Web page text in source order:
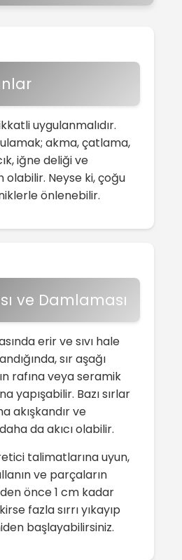
uygulanmalıdır.
akma, çatlama,
iğne deliği ve
Neyse ki, çoğu
önlenebilir.
ve Damlaması
erir ve sıvı hale
sır aşağı
rafına veya seramik
yapışabilir. Bazı sırlar
akışkandır ve
da akıcı olabilir.
talimatlarına uyun,
ve parçaların
önce 1 cm kadar
fazla sırrı yıkayıp
başlayabilirsiniz.